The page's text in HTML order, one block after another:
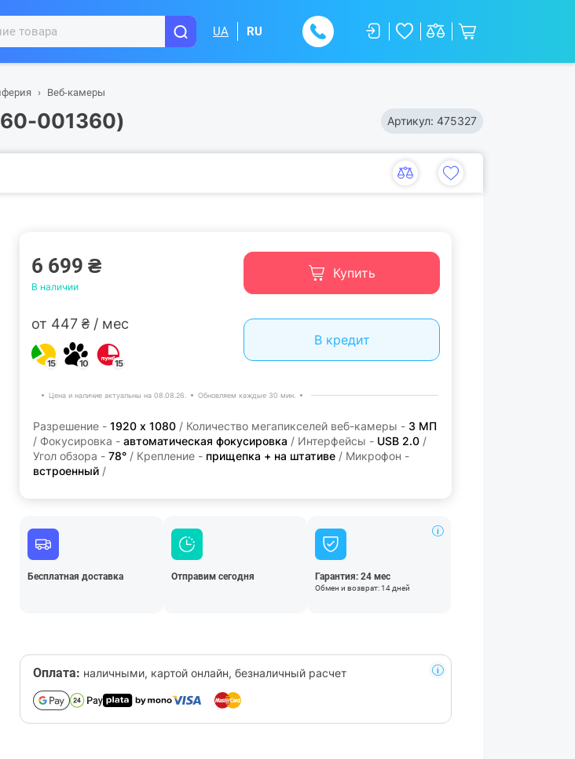
UA RU
Веб-камеры
001360) Артикул: 475327
6 699 ₴
В наличии
Купить
от 447 ₴ / мес
15 10 15
В кредит
Цена и наличие актуальны на 08.08.26. Обновляем каждые 30 мин.
Разрешение - 1920 х 1080 / Количество мегапикселей веб-камеры - 3 МП
/ Фокусировка - автоматическая фокусировка / Интерфейсы - USB 2.0 /
Угол обзора - 78° / Крепление - прищепка + на штативе / Микрофон -
встроенный /
Бесплатная доставка Отправим сегодня Гарантия: 24 мес
Обмен и возврат: 14 дней
Оплата: наличными, картой онлайн, безналичный расчет